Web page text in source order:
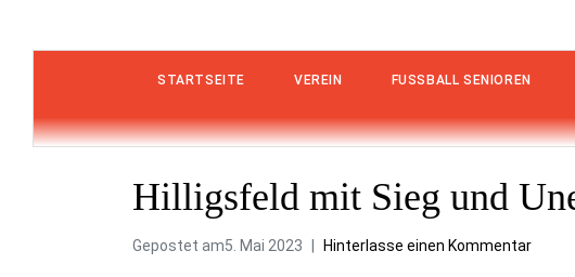
STARTSEITE VEREIN FUSSBALL SENIOREN
Hilligsfeld mit Sieg und
Gepostet am5. Mai 2023 Hinterlasse einen Kommentar